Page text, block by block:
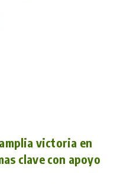
victoria en
clave con apoyo